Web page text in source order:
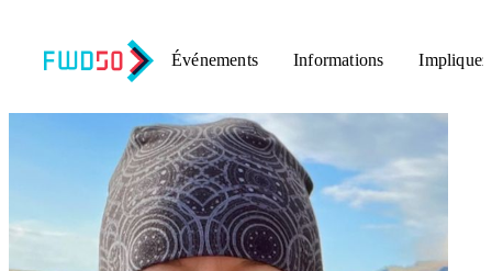
Événements Informations